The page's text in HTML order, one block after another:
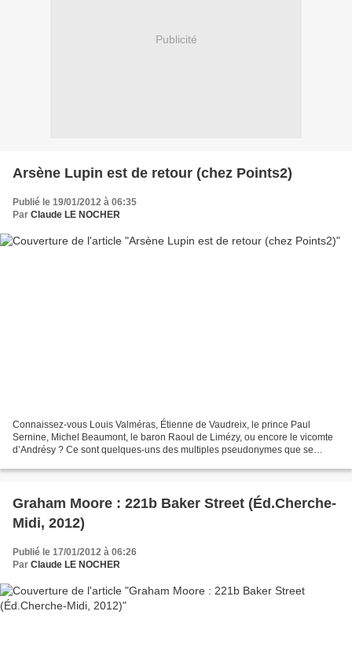
Publicité
Arsène Lupin est de retour (chez Points2)
Publié le 19/01/2012 à 06:35
Par Claude LE NOCHER
Connaissez-vous Louis Valméras, Étienne de Vaudreix, le prince Paul
Sernine, Michel Beaumont, le baron Raoul de Limézy, ou encore le vicomte
d’Andrésy ? Ce sont quelques-uns des multiples pseudonymes que se
Graham Moore : 221b Baker Street (Éd.Cherche-
Midi, 2012)
Publié le 17/01/2012 à 06:26
Par Claude LE NOCHER